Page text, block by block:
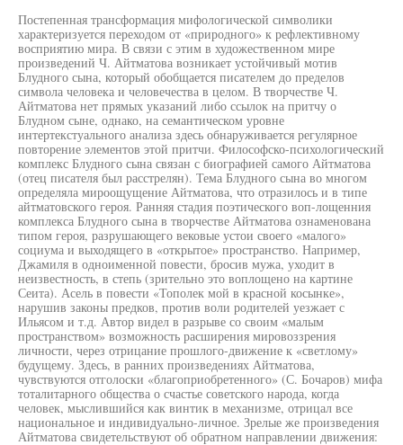
Постепенная трансформация мифологической символики
характеризуется переходом от «природного» к рефлективному
восприятию мира. В связи с этим в художественном мире
произведений Ч. Айтматова возникает устойчивый мотив
Блудного сына, который обобщается писателем до пределов
символа человека и человечества в целом. В творчестве Ч.
Айтматова нет прямых указаний либо ссылок на притчу о
Блудном сыне, однако, на семантическом уровне
интертекстуального анализа здесь обнаруживается регулярное
повторение элементов этой притчи. Философско-психологический
комплекс Блудного сына связан с биографией самого Айтматова
(отец писателя был расстрелян). Тема Блудного сына во многом
определяла мироощущение Айтматова, что отразилось и в типе
айтматовского героя. Ранняя стадия поэтического воп-лощенния
комплекса Блудного сына в творчестве Айтматова ознаменована
типом героя, разрушающего вековые устои своего «малого»
социума и выходящего в «открытое» пространство. Например,
Джамиля в одноименной повести, бросив мужа, уходит в
неизвестность, в степь (зрительно это воплощено на картине
Сеита). Асель в повести «Тополек мой в красной косынке»,
нарушив законы предков, против воли родителей уезжает с
Ильясом и т.д. Автор видел в разрыве со своим «малым
пространством» возможность расширения мировоззрения
личности, через отрицание прошлого-движение к «светлому»
будущему. Здесь, в ранних произведениях Айтматова,
чувствуются отголоски «благоприобретенного» (С. Бочаров) мифа
тоталитарного общества о счастье советского народа, когда
человек, мыслившийся как винтик в механизме, отрицал все
национальное и индивидуально-личное. Зрелые же произведения
Айтматова свидетельствуют об обратном направлении движения: